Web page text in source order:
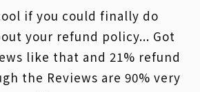
if you could finally do
your refund policy... Got
like that and 21% refund
the Reviews are 90% very